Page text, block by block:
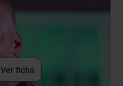
Ver ficha